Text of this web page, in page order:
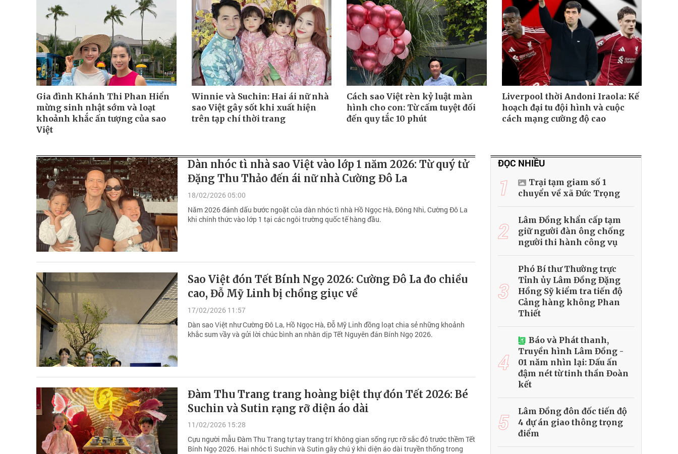
Gia đình Khánh Thi Phan Hiển
mừng sinh nhật sớm và loạt
khoảnh khắc ấn tượng của sao
Việt
Winnie và Suchin: Hai ái nữ nhà
sao Việt gây sốt khi xuất hiện
trên tạp chí thời trang
Cách sao Việt rèn kỷ luật màn
hình cho con: Từ cấm tuyệt đối
đến quy tắc 10 phút
Liverpool thời Andoni Iraola: Kế
hoạch đại tu đội hình và cuộc
cách mạng cường độ cao
Dàn nhóc tì nhà sao Việt vào lớp 1 năm 2026: Từ quý tử
Đặng Thu Thảo đến ái nữ nhà Cường Đô La
18/02/2026 05:00
Năm 2026 đánh dấu bước ngoặt của dàn nhóc tì nhà Hồ Ngọc Hà, Đông Nhi, Cường Đô La
khi chính thức vào lớp 1 tại các ngôi trường quốc tế hàng đầu.
Sao Việt đón Tết Bính Ngọ 2026: Cường Đô La đo chiều
cao, Đỗ Mỹ Linh bị chồng giục về
17/02/2026 11:57
Dàn sao Việt như Cường Đô La, Hồ Ngọc Hà, Đỗ Mỹ Linh đồng loạt chia sẻ những khoảnh
khắc sum vầy và gửi lời chúc bình an nhân dịp Tết Nguyên đán Bính Ngọ 2026.
Đàm Thu Trang trang hoàng biệt thự đón Tết 2026: Bé
Suchin và Sutin rạng rỡ diện áo dài
11/02/2026 15:28
Cựu người mẫu Đàm Thu Trang tự tay trang trí không gian sống rực rỡ sắc đỏ trước thềm Tết
Bính Ngọ 2026. Hai nhóc tì Suchin và Sutin gây chú ý khi diện áo dài truyền thống trong
ĐỌC NHIỀU
1
Trại tạm giam số 1
chuyển về xã Đức Trọng
2
Lâm Đồng khẩn cấp tạm
giữ người đàn ông chống
người thi hành công vụ
3
Phó Bí thư Thường trực
Tỉnh ủy Lâm Đồng Đặng
Hồng Sỹ kiểm tra tiến độ
Cảng hàng không Phan
Thiết
4
Báo và Phát thanh,
Truyền hình Lâm Đồng -
01 năm nhìn lại: Dấu ấn
đậm nét từ tinh thần Đoàn
kết
5
Lâm Đồng đôn đốc tiến độ
4 dự án giao thông trọng
điểm